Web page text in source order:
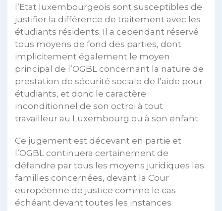
l’Etat luxembourgeois sont susceptibles de
justifier la différence de traitement avec les
étudiants résidents. Il a cependant réservé
tous moyens de fond des parties, dont
implicitement également le moyen
principal de l’OGBL concernant la nature de
prestation de sécurité sociale de l’aide pour
étudiants, et donc le caractère
inconditionnel de son octroi à tout
travailleur au Luxembourg ou à son enfant.
Ce jugement est décevant en partie et
l’OGBL continuera certainement de
défendre par tous les moyens juridiques les
familles concernées, devant la Cour
européenne de justice comme le cas
échéant devant toutes les instances